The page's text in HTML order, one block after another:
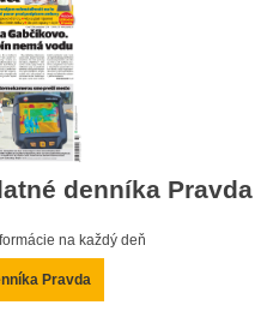
denníka Pravda
na každý deň
Pravda